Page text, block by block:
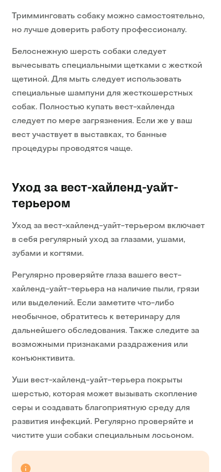
Тримминговать собаку можно самостоятельно,
но лучше доверить работу профессионалу.
Белоснежную шерсть собаки следует
вычесывать специальными щетками с жесткой
щетиной. Для мыть следует использовать
специальные шампуни для жесткошерстных
собак. Полностью купать вест-хайленда
следует по мере загрязнения. Если же у ваш
вест участвует в выставках, то банные
процедуры проводятся чаще.
Уход за вест-хайленд-уайт-
терьером
Уход за вест-хайленд-уайт-терьером включает
в себя регулярный уход за глазами, ушами,
зубами и когтями.
Регулярно проверяйте глаза вашего вест-
хайленд-уайт-терьера на наличие пыли, грязи
или выделений. Если заметите что-либо
необычное, обратитесь к ветеринару для
дальнейшего обследования. Также следите за
возможными признаками раздражения или
конъюнктивита.
Уши вест-хайленд-уайт-терьера покрыты
шерстью, которая может вызывать скопление
серы и создавать благоприятную среду для
развития инфекций. Регулярно проверяйте и
чистите уши собаки специальным лосьоном.